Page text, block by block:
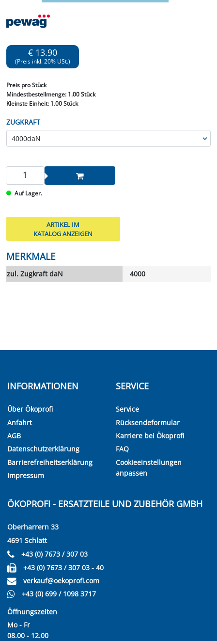
€ 13.90
(Preis inkl. 20% USt.)
Preis pro Stück
Mindestbestellmenge: 1.00 Stück
Kleinste Einheit:1.00 Stück
ZUGKRAFT
Auf Lager.
ARTIKEL IM
KATALOG ANZEIGEN
MERKMALE
zul. Zugkraft daN 4000
INFORMATIONEN
Über Ökoprofi
Anfahrt
AGB
Datenschutzerklärung
Barrierefreiheitserklärung
Impressum
SERVICE
Service
Rücksendeformular
Karriere bei Ökoprofi
FAQ
Cookieeinstellungen
anpassen
ÖKOPROFI - ERSATZTEILE UND ZUBEHÖR GMBH
Oberharrern 33
4691 Schlatt
+43 (0) 7673 / 307 03
+43 (0) 7673 / 307 03 - 40
verkauf@oekoprofi.com
+43 (0) 699 / 1098 3717
Öffnungszeiten
Mo - Fr
08.00 - 12.00